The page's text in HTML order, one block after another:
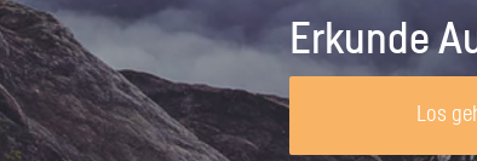
Unternehmen lohnt, wie man sich
vorbereitet und wie ein Vorab-Anruf
abläuft.
Erkunde
Los